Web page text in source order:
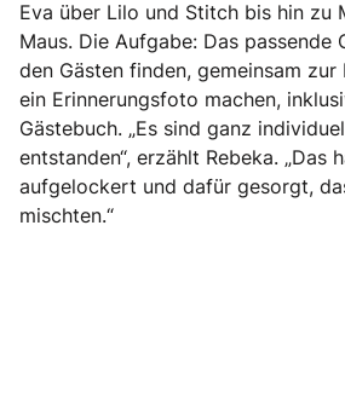
Eva über Lilo und Stitch bis hin zu
Maus. Die Aufgabe: Das passende
den Gästen finden, gemeinsam
ein Erinnerungsfoto machen,
Gästebuch. „Es sind ganz
entstanden“, erzählt Rebeka. „Das
aufgelockert und dafür gesorgt,
mischten.“